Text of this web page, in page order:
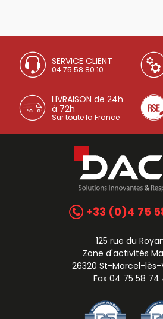
SERVICE CLIENT
04 75 58 80 10
LIVRAISON de 24h
à 72h
Sur toute la France
+33 (0)4 75
125 rue du
Zone d'activités
26320 St-Marcel-lès-
Fax 04 75 58 74